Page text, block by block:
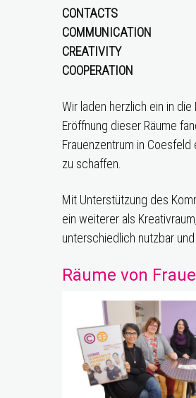
CONTACTS
COMMUNICATION
CREATIVITY
COOPERATION
Wir laden herzlich ein in
Eröffnung dieser Räume
Frauenzentrum in
zu schaffen.
Mit Unterstützung des
ein weiterer als
unterschiedlich nutzbar
Räume von